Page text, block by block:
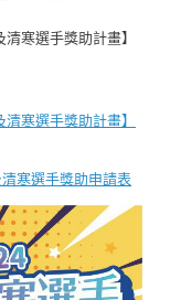
寒選手獎助計畫】
寒選手獎助計畫】
寒選手獎助申請表